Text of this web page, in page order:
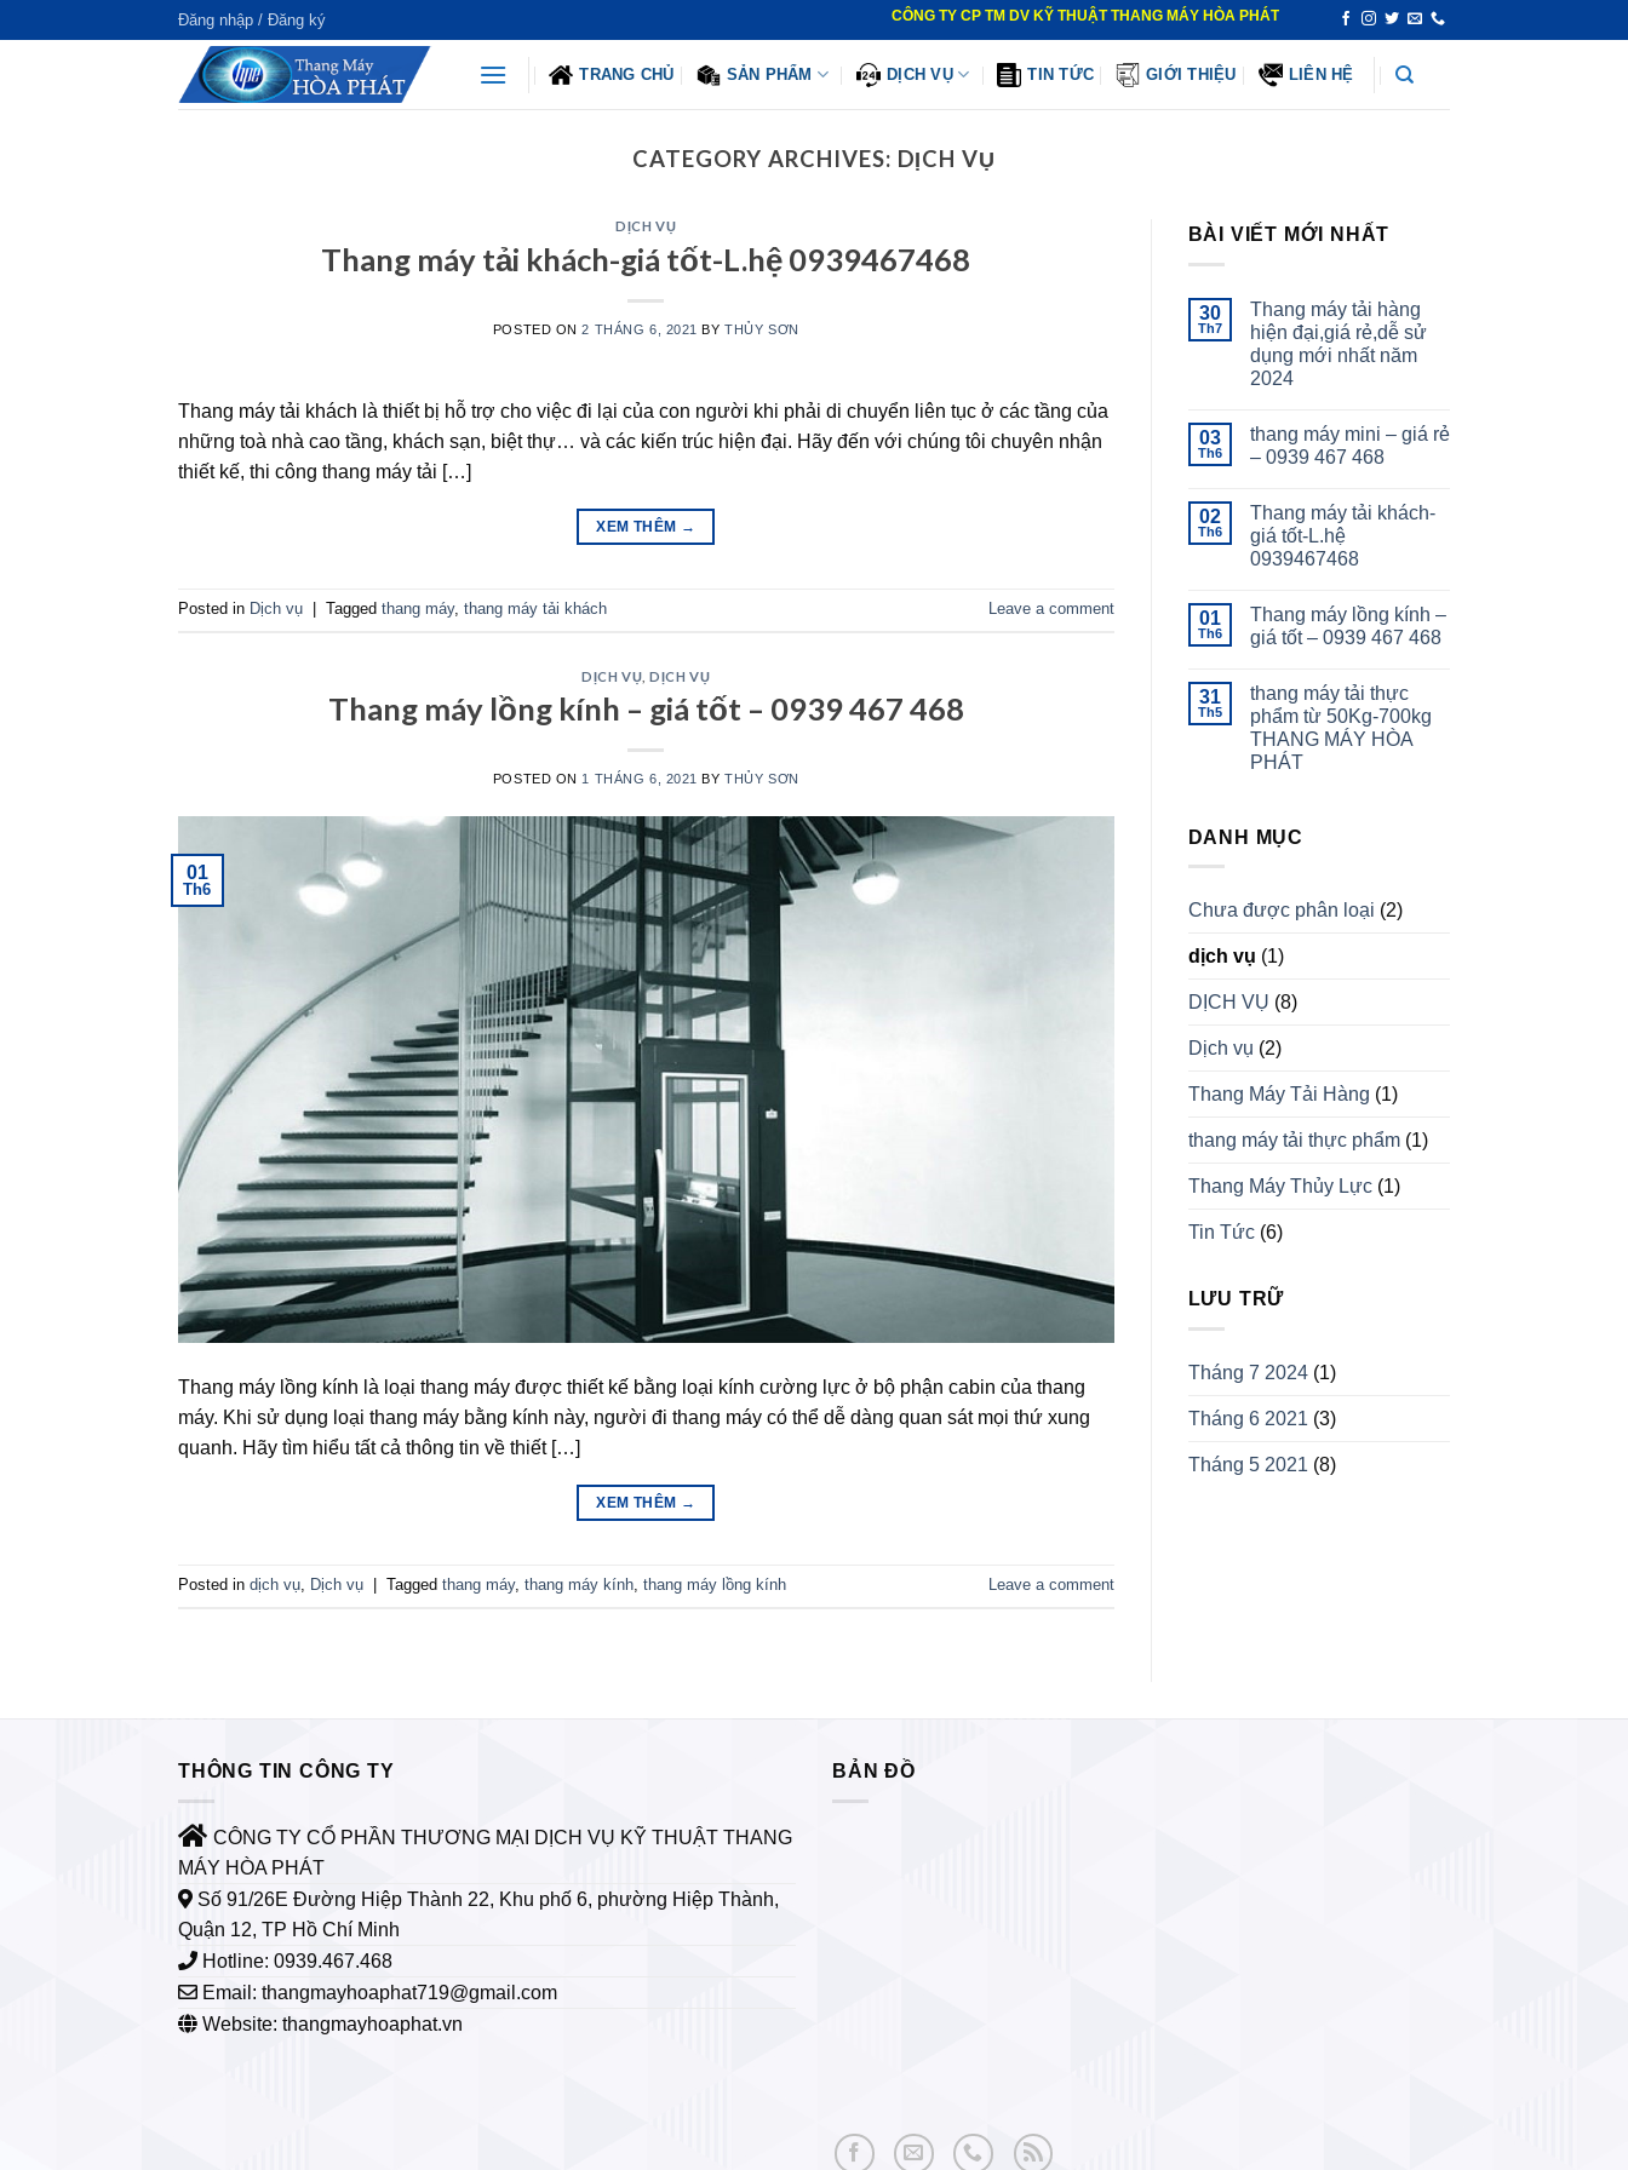
Đăng nhập / Đăng ký CÔNG TY CP TM DV KỸ THUẬT THANG MÁY HÒA PHÁT - CUNG CẤP – LẮP ĐẶT – BẢO TRÌ – SỬA CHỮA
TRANG CHỦ SẢN PHẨM DỊCH VỤ TIN TỨC GIỚI THIỆU LIÊN HỆ
CATEGORY ARCHIVES: DỊCH VỤ
DỊCH VỤ
Thang máy tải khách-giá tốt-L.hệ 0939467468
POSTED ON2 THÁNG 6, 2021 BYTHỦY SƠN
Thang máy tải khách là thiết bị hỗ trợ cho việc đi lại của con người khi phải di chuyển liên tục ở các tầng của
những toà nhà cao tầng, khách sạn, biệt thự… và các kiến trúc hiện đại. Hãy đến với chúng tôi chuyên nhận
thiết kế, thi công thang máy tải […]
XEM THÊM →
Posted in Dịch vụ Tagged thang máy, thang máy tải khách Leave a comment
DỊCH VỤ ,DỊCH VỤ
Thang máy lồng kính – giá tốt – 0939 467 468
POSTED ON1 THÁNG 6, 2021 BYTHỦY SƠN
01
Th6
Thang máy lồng kính là loại thang máy được thiết kế bằng loại kính cường lực ở bộ phận cabin của thang
máy. Khi sử dụng loại thang máy bằng kính này, người đi thang máy có thể dễ dàng quan sát mọi thứ xung
quanh. Hãy tìm hiểu tất cả thông tin về thiết […]
XEM THÊM →
Posted in dịch vụ, Dịch vụ Tagged thang máy, thang máy kính, thang máy lồng kính Leave a comment
BÀI VIẾT MỚI NHẤT
30
Th7
Thang máy tải hàng
hiện đại,giá rẻ,dễ sử
dụng mới nhất năm
2024
03
Th6
thang máy mini – giá rẻ
– 0939 467 468
02
Th6
Thang máy tải khách-
giá tốt-L.hệ
0939467468
01
Th6
Thang máy lồng kính –
giá tốt – 0939 467 468
31
Th5
thang máy tải thực
phẩm từ 50Kg-700kg
THANG MÁY HÒA
PHÁT
DANH MỤC
Chưa được phân loại (2)
dịch vụ (1)
DỊCH VỤ (8)
Dịch vụ (2)
Thang Máy Tải Hàng (1)
thang máy tải thực phẩm(1)
Thang Máy Thủy Lực(1)
Tin Tức(6)
LƯU TRỮ
Tháng 7 2024(1)
Tháng 6 2021 (3)
Tháng 5 2021 (8)
THÔNG TIN CÔNG TY
CÔNG TY CỔ PHẦN THƯƠNG MẠI DỊCH VỤ KỸ THUẬT THANG
MÁY HÒA PHÁT
Số 91/26E Đường Hiệp Thành 22, Khu phố 6, phường Hiệp Thành,
Quận 12, TP Hồ Chí Minh
Hotline: 0939.467.468
Email: thangmayhoaphat719@gmail.com
Website: thangmayhoaphat.vn
BẢN ĐỒ